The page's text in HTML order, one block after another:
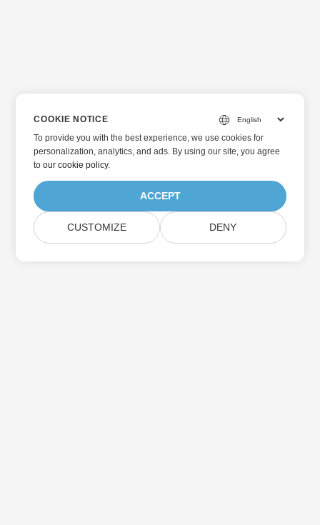
COOKIE NOTICE
To provide you with the best experience, we use cookies for
personalization, analytics, and ads. By using our site, you agree
toour cookie policy.
ACCEPT
CUSTOMIZE DENY